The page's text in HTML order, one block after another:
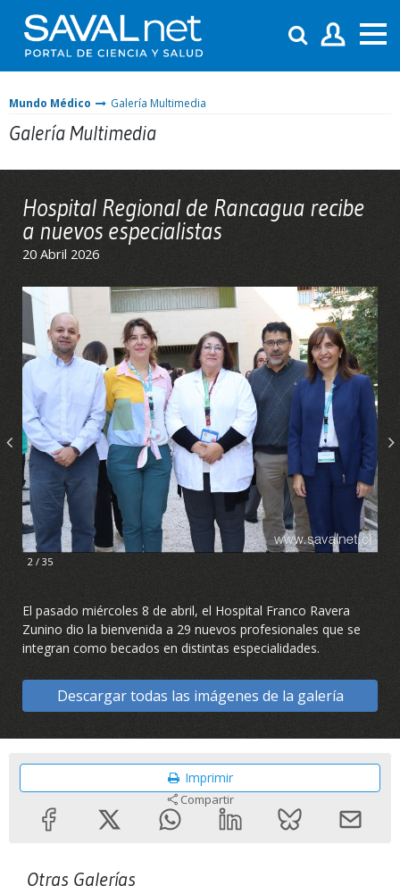
Mundo Médico Galería Multimedia
Galería Multimedia
Hospital Regional de Rancagua recibe
a nuevos especialistas
20 Abril 2026
2 / 35
El pasado miércoles 8 de abril, el Hospital Franco Ravera
Zunino dio la bienvenida a 29 nuevos profesionales que se
integran como becados en distintas especialidades.
Descargar todas las imágenes de la galería
Imprimir
Compartir
Otras Galerías